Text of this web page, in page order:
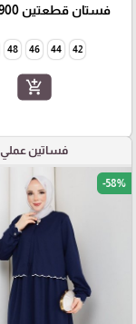
فستان قطعتين 3900 خمري
42
44
46
48
add_shopping_cart
فساتين عملي
-58%